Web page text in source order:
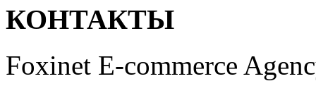
КОНТАКТЫ
Foxinet E-commerce